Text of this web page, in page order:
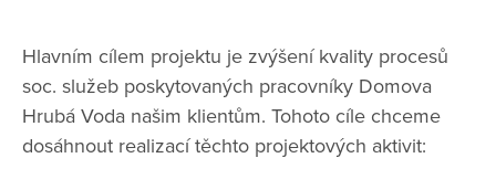
Hlavním cílem projektu je zvýšení kvality procesů
soc. služeb poskytovaných pracovníky Domova
Hrubá Voda našim klientům. Tohoto cíle chceme
dosáhnout realizací těchto projektových aktivit: